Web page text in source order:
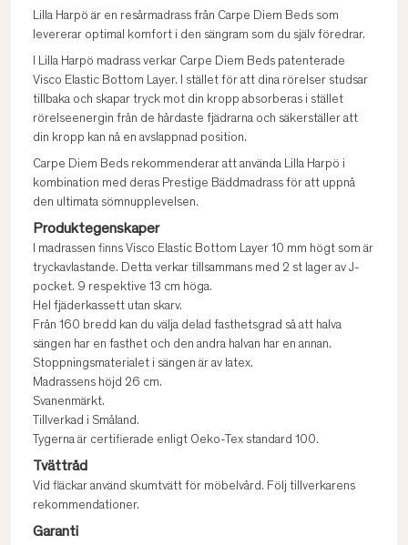
Lilla Harpö är en resårmadrass från Carpe Diem Beds som
levererar optimal komfort i den sängram som du själv föredrar.
I Lilla Harpö madrass verkar Carpe Diem Beds patenterade
Visco Elastic Bottom Layer. I stället för att dina rörelser studsar
tillbaka och skapar tryck mot din kropp absorberas i stället
rörelseenergin från de hårdaste fjädrarna och säkerställer att
din kropp kan nå en avslappnad position.
Carpe Diem Beds rekommenderar att använda Lilla Harpö i
kombination med deras Prestige Bäddmadrass för att uppnå
den ultimata sömnupplevelsen.
Produktegenskaper
I madrassen finns Visco Elastic Bottom Layer 10 mm högt som är
tryckavlastande. Detta verkar tillsammans med 2 st lager av J-
pocket. 9 respektive 13 cm höga.
Hel fjäderkassett utan skarv.
Från 160 bredd kan du välja delad fasthetsgrad så att halva
sängen har en fasthet och den andra halvan har en annan.
Stoppningsmaterialet i sängen är av latex.
Madrassens höjd 26 cm.
Svanenmärkt.
Tillverkad i Småland.
Tygerna är certifierade enligt Oeko-Tex standard 100.
Tvättråd
Vid fläckar använd skumtvätt för möbelvård. Följ tillverkarens
rekommendationer.
Garanti